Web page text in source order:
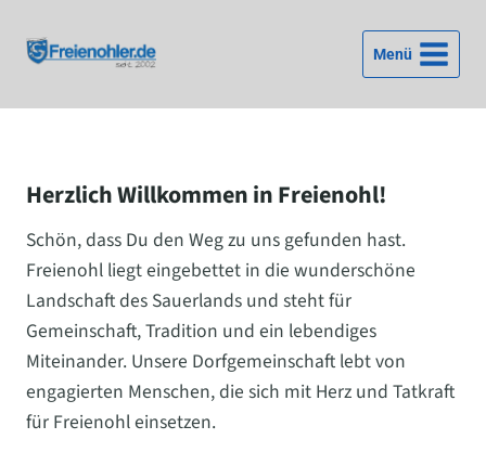
Inhalt
springen
Menü
Herzlich Willkommen in Freienohl!
Schön, dass Du den Weg zu uns gefunden hast.
Freienohl liegt eingebettet in die wunderschöne
Landschaft des Sauerlands und steht für
Gemeinschaft, Tradition und ein lebendiges
Miteinander. Unsere Dorfgemeinschaft lebt von
engagierten Menschen, die sich mit Herz und Tatkraft
für Freienohl einsetzen.